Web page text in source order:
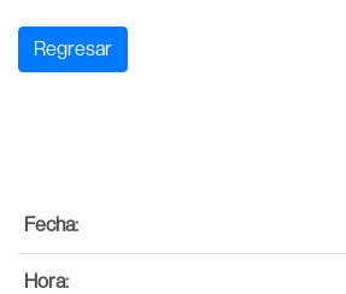
Regresar
Fecha:
Hora: